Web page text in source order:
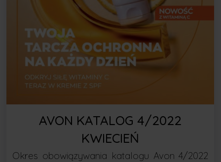
AVON KATALOG 4/2022
KWIECIEŃ
Okres obowiązywania katalogu Avon 4/2022